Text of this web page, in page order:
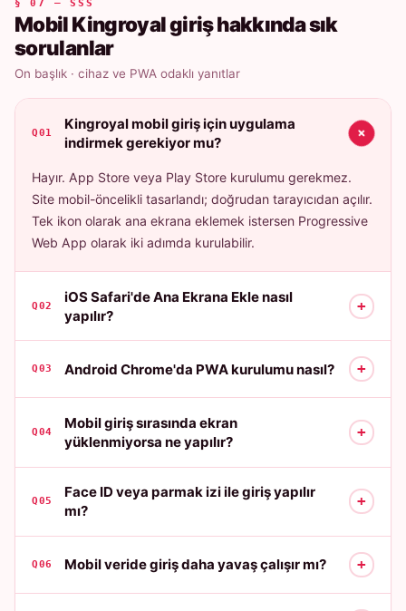
§ 07 — SSS
Mobil Kingroyal giriş hakkında sık
sorulanlar
On başlık · cihaz ve PWA odaklı yanıtlar
Q01
Kingroyal mobil giriş için uygulama
indirmek gerekiyor mu?
+
Hayır. App Store veya Play Store kurulumu gerekmez.
Site mobil-öncelikli tasarlandı; doğrudan tarayıcıdan açılır.
Tek ikon olarak ana ekrana eklemek istersen Progressive
Web App olarak iki adımda kurulabilir.
Q02
iOS Safari'de Ana Ekrana Ekle nasıl
yapılır?
+
Q03 Android Chrome'da PWA kurulumu nasıl? +
Q04
Mobil giriş sırasında ekran
yüklenmiyorsa ne yapılır?
+
Q05
Face ID veya parmak izi ile giriş yapılır
mı?
+
Q06 Mobil veride giriş daha yavaş çalışır mı? +